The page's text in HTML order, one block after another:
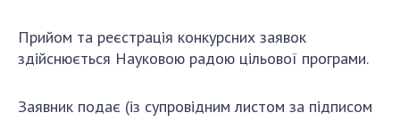
Прийом та реєстрація конкурсних заявок
здійснюється Науковою радою цільової програми.
Заявник подає (із супровідним листом за підписом